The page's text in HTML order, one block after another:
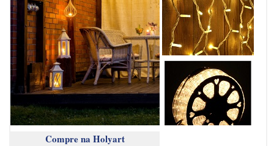
Compre na Holyart